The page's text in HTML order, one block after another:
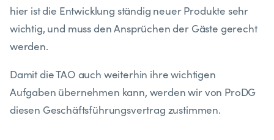
hier ist die Entwicklung ständig neuer Produkte sehr
wichtig, und muss den Ansprüchen der Gäste gerecht
werden.
Damit die TAO auch weiterhin ihre wichtigen
Aufgaben übernehmen kann, werden wir von ProDG
diesen Geschäftsführungsvertrag zustimmen.